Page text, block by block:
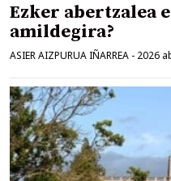
Ezker abertzalea
amildegira?
ASIER AIZPURUA IÑARREA - 2026